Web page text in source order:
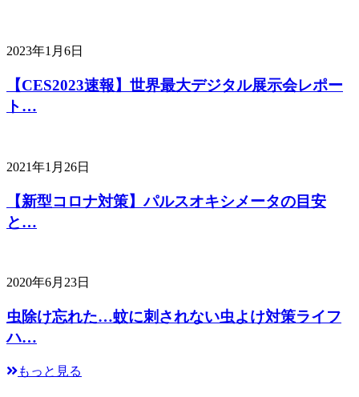
2023年1月6日
【CES2023速報】世界最大デジタル展示会レポー
ト…
2021年1月26日
【新型コロナ対策】パルスオキシメータの目安
と…
2020年6月23日
虫除け忘れた…蚊に刺されない虫よけ対策ライフ
ハ…
もっと見る